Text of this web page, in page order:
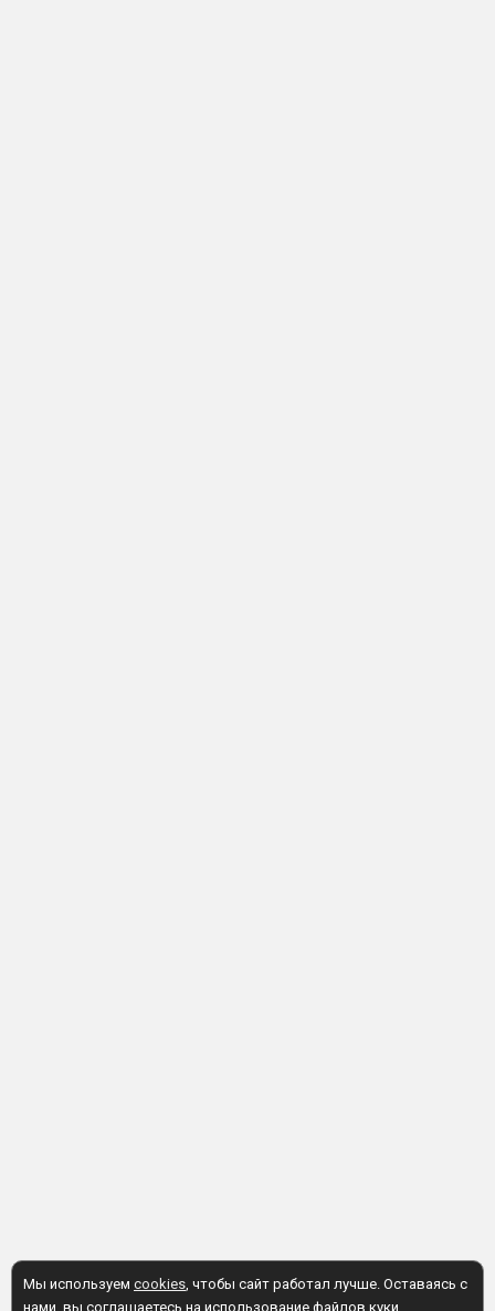
Мы используем cookies, чтобы сайт работал лучше. Оставаясь с
нами, вы соглашаетесь на использование файлов куки.